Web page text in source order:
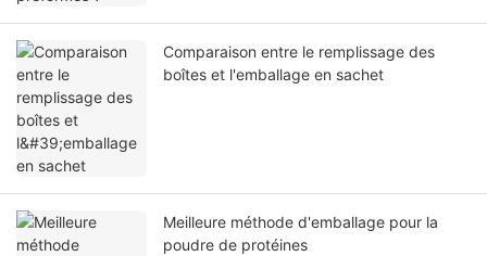
Comparaison entre le remplissage des
boîtes et l'emballage en sachet
Meilleure méthode d'emballage pour la
poudre de protéines